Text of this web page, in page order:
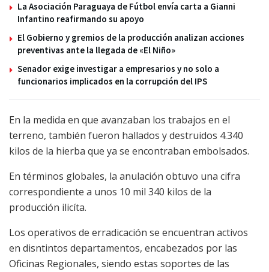
La Asociación Paraguaya de Fútbol envía carta a Gianni
Infantino reafirmando su apoyo
El Gobierno y gremios de la producción analizan acciones
preventivas ante la llegada de «El Niño»
Senador exige investigar a empresarios y no solo a
funcionarios implicados en la corrupción del IPS
En la medida en que avanzaban los trabajos en el
terreno, también fueron hallados y destruidos 4.340
kilos de la hierba que ya se encontraban embolsados.
En términos globales, la anulación obtuvo una cifra
correspondiente a unos 10 mil 340 kilos de la
producción ilicíta.
Los operativos de erradicación se encuentran activos
en disntintos departamentos, encabezados por las
Oficinas Regionales, siendo estas soportes de las